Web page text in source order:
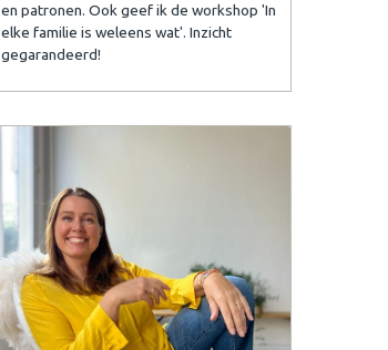
en patronen. Ook geef ik de workshop 'In
elke familie is weleens wat'. Inzicht
gegarandeerd!